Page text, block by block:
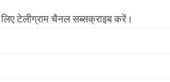
टेलीग्राम चैनल सब्सक्राइब करें।